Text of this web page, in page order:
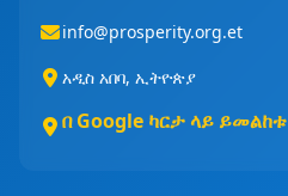
info@prosperity.org.et
አዲስ አበባ, ኢትዮጵያ
በ Google ካርታ ላይ ይመልከቱ